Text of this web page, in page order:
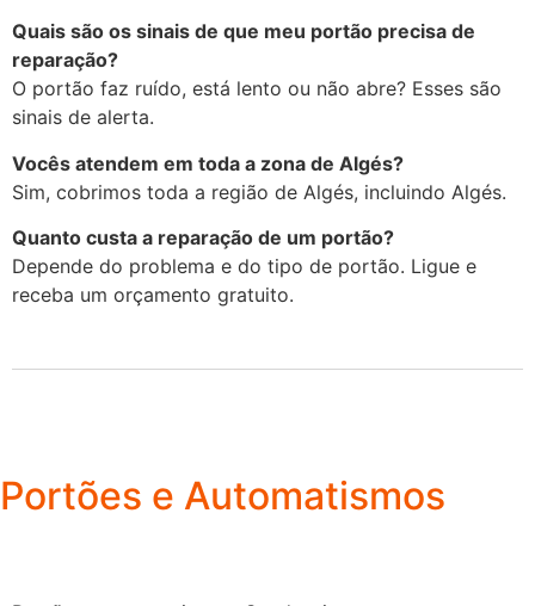
Quais são os sinais de que meu portão precisa de
reparação?
O portão faz ruído, está lento ou não abre? Esses são
sinais de alerta.
Vocês atendem em toda a zona de Algés?
Sim, cobrimos toda a região de Algés, incluindo Algés.
Quanto custa a reparação de um portão?
Depende do problema e do tipo de portão. Ligue e
receba um orçamento gratuito.
Portões e Automatismos